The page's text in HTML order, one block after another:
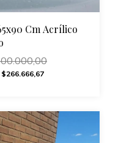
Cm Acrílico
$266.666,67